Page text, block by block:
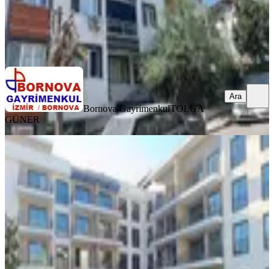
Bornova GayrimenkulTOLGA GÜNER
Ara
Bornova GayrimenkulTOLGA
GÜNER
Ara
YENİ
İkon Cadde Sitesinde , Balkonlu, 1+1
Eşyalı Satılık Lüks Daire
Bornova, Yeşilova Mahallesi
1+1·85 m²· 3. Kat·02.08.2026
6.550.000 ₺